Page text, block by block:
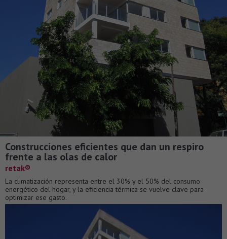
Construcciones eficientes que dan un respiro
frente a las olas de calor
retak®
La climatización representa entre el 30% y el 50% del consumo
energético del hogar, y la eficiencia térmica se vuelve clave para
optimizar ese gasto.